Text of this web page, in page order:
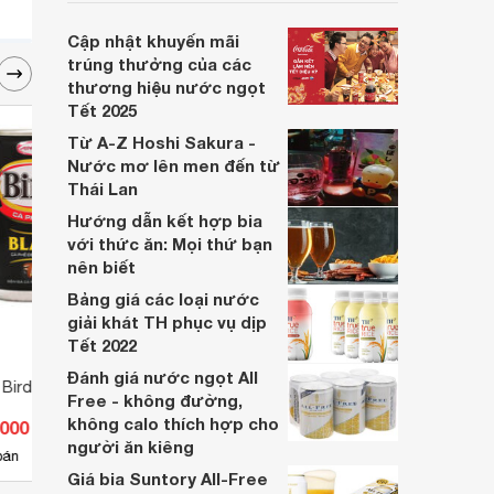
250ml
đ
Nước uống vị trái cây có ga La
Vie hương dâu việt quất 330ml
Giá từ 0 đ
cũng phải có cồn. Hãy tham khảo thêm 2
thương hiệu nước ngọt Pepsi Cola và
Coca-Cola mà Websosanh.vn giới thiệu
đến bạn nhé.
Cập nhật khuyến mãi
trúng thưởng của các
thương hiệu nước ngọt
Tết 2025
Từ A-Z Hoshi Sakura -
Nước mơ lên men đến từ
Thái Lan
Hướng dẫn kết hợp bia
với thức ăn: Mọi thứ bạn
nên biết
Bảng giá các loại nước
giải khát TH phục vụ dịp
Tết 2022
Đánh giá nước ngọt All
Free - không đường,
không calo thích hợp cho
người ăn kiêng
Giá bia Suntory All-Free